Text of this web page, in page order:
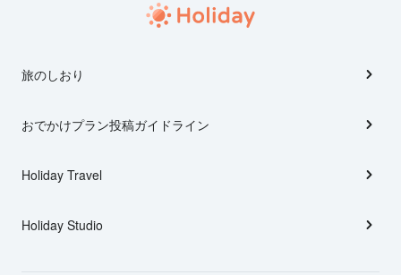
旅のしおり
おでかけプラン投稿ガイドライン
Holiday Travel
Holiday Studio